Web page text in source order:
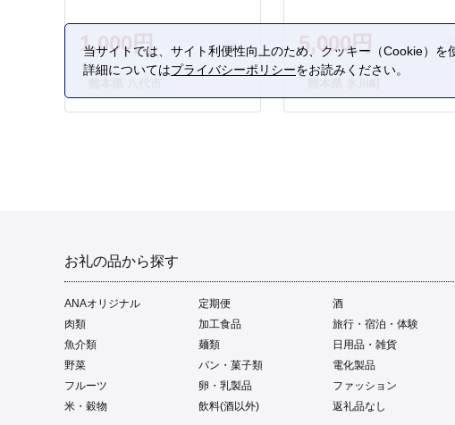
1,000円 5,000円
お礼の品から探す
ANAオリジナル 定期便
酒
肉類
加工食品
旅行・宿泊・体験
魚介類
麺類
日用品・雑貨
野菜
パン・菓子類
電化製品
フルーツ
卵・乳製品
ファッション
米・穀物
飲料(酒以外) 返礼品なし
当サイトでは、サイト利便性向上のため、クッキー（Cookie）
詳細についてはプライバシーポリシーをお読みください。